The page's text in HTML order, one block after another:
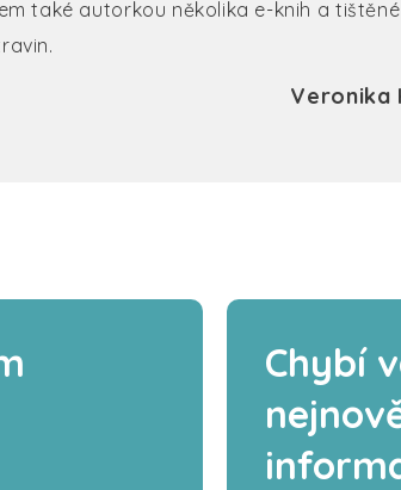
také autorkou několika e-knih a
Veronika
Chybí